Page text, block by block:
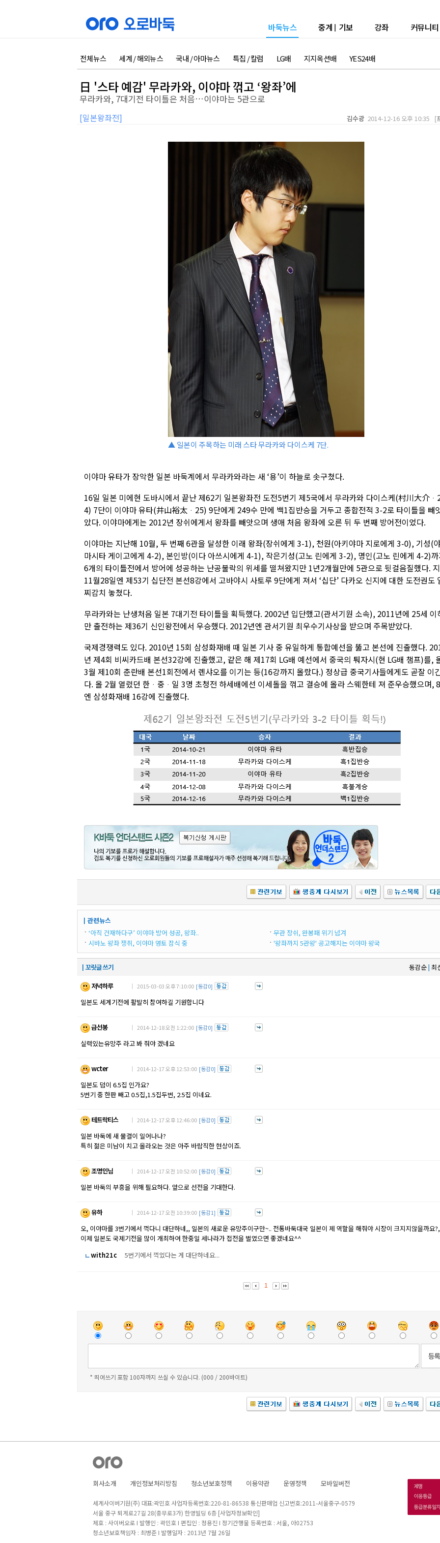
바둑뉴스 중계 | 기보 강좌 커뮤니티
전체뉴스 세계 / 해외뉴스 국내 / 아마뉴스 특집 / 칼럼 LG배 지지옥션배 YES24배
日 '스타 예감' 무라카와, 이야마 꺾고 ‘왕좌’에
무라카와, 7대기전 타이틀은 처음…이야마는 5관으로
[일본왕좌전] 김수광 2014-12-16 오후 10:35 [
▲ 일본이 주목하는 미래 스타 무라카와 다이스케 7단.
이야마 유타가 장악한 일본 바둑계에서 무라카와라는 새 ‘용’이 하늘로 솟구쳤다.
16일 일본 미에현 도바시에서 끝난 제62기 일본왕좌전 도전5번기 제5국에서 무라카와 다이스케(村川大介
4) 7단이 이야마 유타(井山裕太ᆞ25) 9단에게 249수 만에 백1집반승을 거두고 종합전적 3-2로 타이틀을 빼
았다. 이야마에게는 2012년 장쉬에게서 왕좌를 빼앗으며 생애 처음 왕좌에 오른 뒤 두 번째 방어전이었다.
이야마는 지난해 10월, 두 번째 6관을 달성한 이래 왕좌(장쉬에게 3-1), 천원(아키야마 지로에게 3-0), 기성(
마시타 게이고에게 4-2), 본인방(이다 아쓰시에게 4-1), 작은기성(고노 린에게 3-2), 명인(고노 린에게 4-2)
6개의 타이틀전에서 방어에 성공하는 난공불락의 위세를 떨쳐왔지만 1년2개월만에 5관으로 뒷걸음질했다.
11월28일엔 제53기 십단전 본선8강에서 고바야시 사토루 9단에게 져서 ‘십단’ 다카오 신지에 대한 도전권도
찌감치 놓쳤다.
무라카와는 난생처음 일본 7대기전 타이틀을 획득했다. 2002년 입단했고(관서기원 소속), 2011년에 25세 이
만 출전하는 제36기 신인왕전에서 우승했다. 2012년엔 관서기원 최우수기사상을 받으며 주목받았다.
국제경쟁력도 있다. 2010년 15회 삼성화재배 때 일본 기사 중 유일하게 통합예선을 뚫고 본선에 진출했다.
년 제4회 비씨카드배 본선32강에 진출했고, 같은 해 제17회 LG배 예선에서 중국의 퉈자시(현 LG배 챔프)를,
3월 제10회 춘란배 본선1회전에서 롄샤오를 이기는 등(16강까지 올랐다.) 정상급 중국기사들에게도 곧잘 이
다. 올 2월 열렸던 한ᆞ중ᆞ일 3명 초청전 하세배에선 이세돌을 꺾고 결승에 올라 스웨한테 져 준우승했으며,
엔 삼성화재배 16강에 진출했다.
┃관련뉴스
‘아직 건재하다구’ 이야마 방어 성공, 왕좌..
시바노 왕좌 쟁취, 이야마 영토 잠식 중
무관 장쉬, 완봉패 위기 넘겨
'왕좌까지 5관왕' 공고해지는 이야마 왕국
┃꼬릿글 쓰기 동감순| 최
저녁하루
｜ 2015-03-03 오후 7:10:00 [동감0]
일본도 세계기전에 활발히 참여하길 기원합니다
급선봉 ｜ 2014-12-18 오전 1:22:00 [동감0]
실력있는유망주 라고 봐 줘야 겠네요
wcter ｜ 2014-12-17 오후 12:53:00 [동감0]
일본도 덤이 6.5집 인가요?
5번기 중 한판 빼고 0.5집,1.5집두번, 2.5집 이네요.
테트락티스 ｜ 2014-12-17 오후 12:46:00 [동감0]
일본 바둑에 새 물결이 일어나나?
특히 젊은 미남이 치고 올라오는 것은 아주 바람직한 현상이죠.
조명인님 ｜ 2014-12-17 오전 10:52:00 [동감0]
일본 바둑의 부흥을 위해 필요하다. 앞으로 선전을 기대한다.
유하 ｜ 2014-12-17 오전 10:39:00 [동감1]
오, 이야마를 3번기에서 꺽다니 대단하네,, 일본의 새로운 유망주이구만~.. 전통바둑대국 일본이 제 역할을 해줘야 시장이 크지지않을까요
이제 일본도 국제기전을 많이 개최하여 한중일 세나라가 접전을 벌였으면 좋겠네요^^
with21c
5번기에서 꺽었다는 게 대단하네요...
1
* 띄어쓰기 포함 100자까지 쓰실 수 있습니다. (000 / 200바이트)
회사소개 개인정보처리방침 청소년보호정책 이용약관 운영정책 모바일버전
세계사이버기원(주) 대표:곽민호 사업자등록번호:220-81-86538 통신판매업 신고번호:2011-서울중구-0579
서울 중구 퇴계로27길 28(충무로3가) 한영빌딩 6층 [사업자정보확인]
제호 : 사이버오로 I 발행인 : 곽민호 I 편집인 : 정용진 I 정기간행물 등록번호 : 서울, 아02753
청소년보호책임자 : 최병준 I 발행일자 : 2013년 7월 26일